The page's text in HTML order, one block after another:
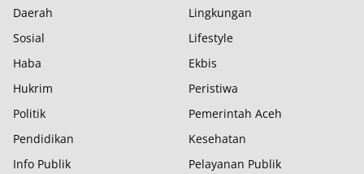
Daerah
Lingkungan
Sosial
Lifestyle
Haba
Ekbis
Hukrim
Peristiwa
Politik
Pemerintah Aceh
Pendidikan
Kesehatan
Info Publik
Pelayanan Publik